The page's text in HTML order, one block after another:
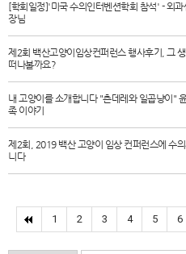
[학회일정]'미국 수의인터벤션학회 참석' - 외과
장님
제2회 백산고양이임상컨퍼런스 행사후기, 그
떠나볼까요?
내 고양이를 소개합니다 "츤데레와 일곱냥이"
족 이야기
제2회, 2019 백산 고양이 임상 컨퍼런스에 수
니다
1 2 3 4 5 6